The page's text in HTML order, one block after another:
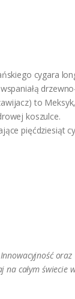
cygara
to
koszulce.
pięćdziesiąt
oraz
na całym świecie